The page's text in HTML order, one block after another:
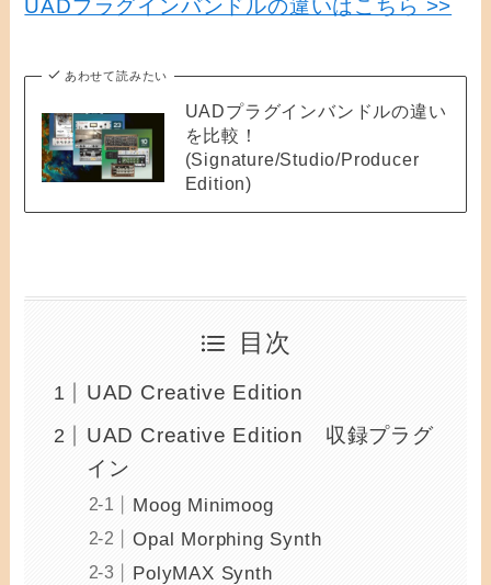
UADプラグインバンドルの違いはこちら >>
あわせて読みたい
UADプラグインバンドルの違い
を比較！
(Signature/Studio/Producer
Edition)
目次
UAD Creative Edition
UAD Creative Edition 収録プラグ
イン
Moog Minimoog
Opal Morphing Synth
PolyMAX Synth